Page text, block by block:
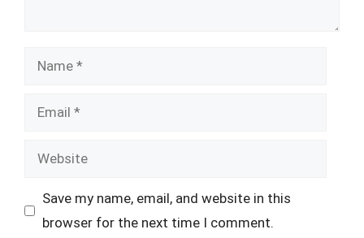
Name
Email
Website
Save my name, email, and website in this
browser for the next time I comment.